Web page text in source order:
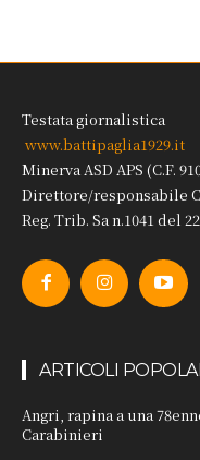
Testata giornalistica
www.battipaglia1929.it
Minerva ASD APS (C.F.
Direttore/responsabile
Reg. Trib. Sa n.1041 del
ARTICOLI
Angri, rapina a una
Carabinieri